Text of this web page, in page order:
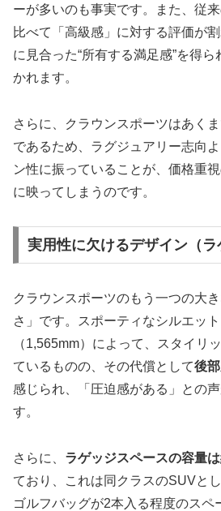
ーが多いのも事実です。また、従
比べて「高級感」に対する評価が
に見合った“所有する満足感”を得
かれます。
さらに、クラウンスポーツはあく
であるため、ラグジュアリー志向
ン性に振っていることが、価格重
に映ってしまうのです。
実用性に欠けるデザイン（ラ
クラウンスポーツのもう一つの大
さ」です。スポーティなシルエッ
（1,565mm）によって、スタイリ
ているものの、その代償として後
感じられ、「圧迫感がある」との
す。
さらに、 ラゲッジスペースの容量
ており、これは同クラスのSUVと
ゴルフバッグが2本入る程度のスペ